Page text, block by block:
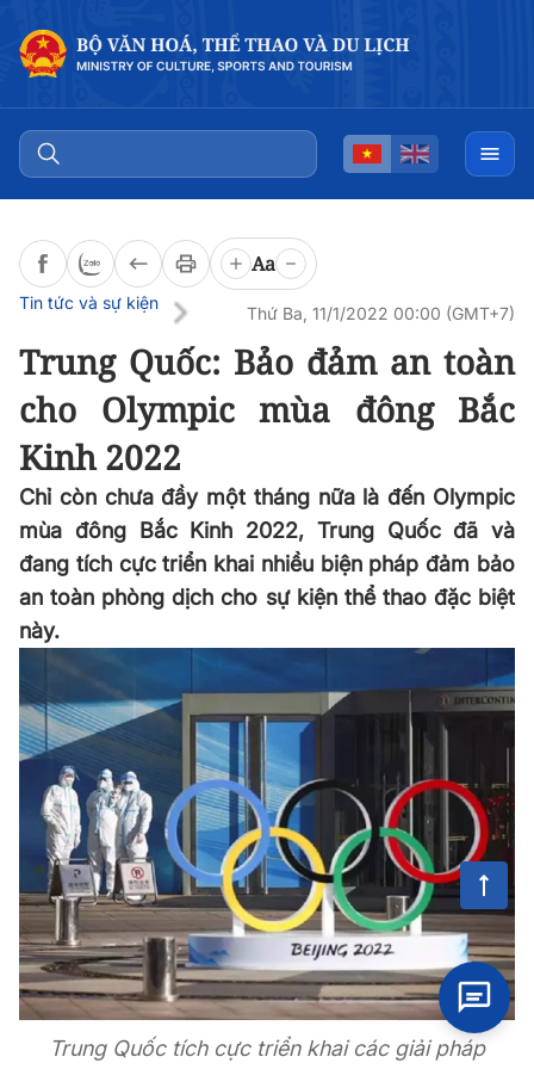
Aa
Tin tức và sự kiện
Thứ Ba, 11/1/2022 00:00 (GMT+7)
Trung Quốc: Bảo đảm an toàn
cho Olympic mùa đông Bắc
Kinh 2022
Chỉ còn chưa đầy một tháng nữa là đến Olympic
mùa đông Bắc Kinh 2022, Trung Quốc đã và
đang tích cực triển khai nhiều biện pháp đảm bảo
an toàn phòng dịch cho sự kiện thể thao đặc biệt
này.
Trung Quốc tích cực triển khai các giải pháp
Đọc bài